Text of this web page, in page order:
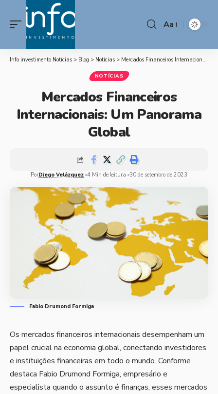
Aa
Info investimento Notícias > Blog > Notícias > Mercados Financeiros Internacionais: Um Panorama Global
NOTÍCIAS
Mercados Financeiros
Internacionais: Um Panorama
Global
PorDiego Velázquez 4 Min de leitura 30 de setembro de 2023
Fabio Drumond Formiga
Os mercados financeiros internacionais desempenham um
papel crucial na economia global, conectando investidores
e instituições financeiras em todo o mundo. Conforme
destaca Fabio Drumond Formiga, empresário e
especialista quando o assunto é finanças, esses mercados